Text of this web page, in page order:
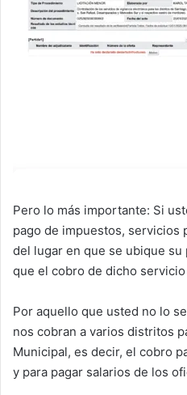
Pero lo más importante: Si
pago de impuestos, servicios
del lugar en que se ubique
que el cobro de dicho
Por aquello que usted no lo
nos cobran a varios distritos
Municipal, es decir, el cobro
y para pagar salarios de los